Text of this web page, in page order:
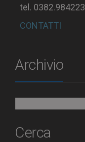
tel. 0382.984223
CONTATTI
Archivio
Cerca